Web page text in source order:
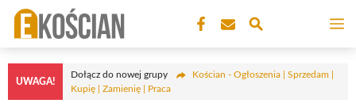
Przejdź
treści
UWAGA!
Dołącz do nowej grupy
Kościan - Ogłoszenia | Sprzedam |
Kupię | Zamienię | Praca